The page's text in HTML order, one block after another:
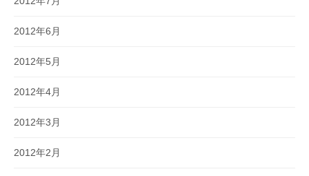
2012年6月
2012年5月
2012年4月
2012年3月
2012年2月